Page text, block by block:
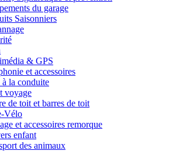
du garage
Saisonniers
& GPS
et accessoires
la conduite
voyage
de toit et barres de toit
Vélo
et accessoires remorque
enfant
des animaux